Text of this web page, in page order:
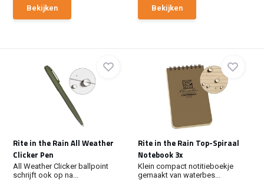
Bekijken Bekijken
Rite in the Rain All Weather
Clicker Pen
All Weather Clicker ballpoint
schrijft ook op na...
Rite in the Rain Top-Spiraal
Notebook 3x
Klein compact notitieboekje
gemaakt van waterbes...